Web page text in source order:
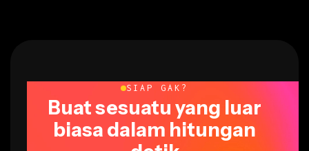
Buat sesuatu yang luar
biasa dalam hitungan
detik